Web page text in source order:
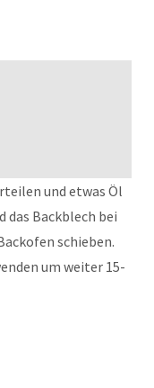
und etwas Öl
das Backblech bei
schieben.
um weiter 15-